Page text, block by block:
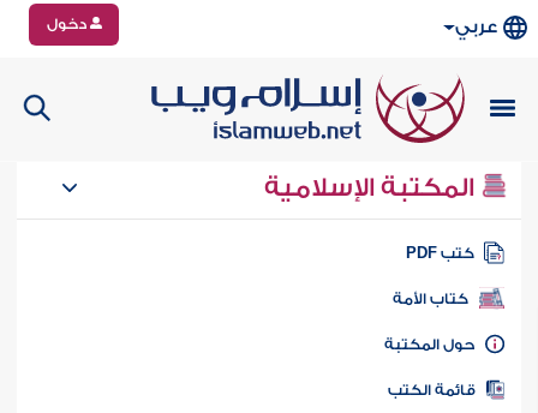
عربي دخول
المكتبة الإسلامية
كتب PDF
كتاب الأمة
المكتبة